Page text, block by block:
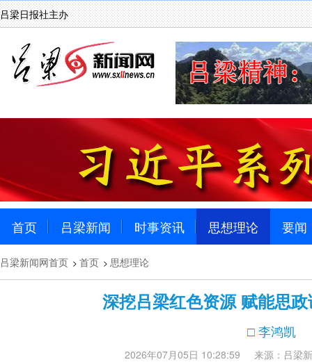
吕梁日报社主办
首页 吕梁新闻 时事资讯 思想理论 要闻
吕梁新闻网首页 > 首页 > 思想理论
深挖吕梁红色资源 赋能思
□ 李鸿凯
2026年07月05日 10:28:59 来源：吕梁